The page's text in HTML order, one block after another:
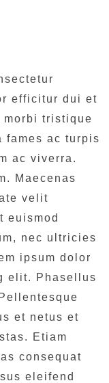
efficitur dui et
tristique
fames ac turpis
ac viverra.
Maecenas
velit
euismod
nec ultricies
ipsum dolor
elit. Phasellus
et netus et
Etiam
consequat
eleifend